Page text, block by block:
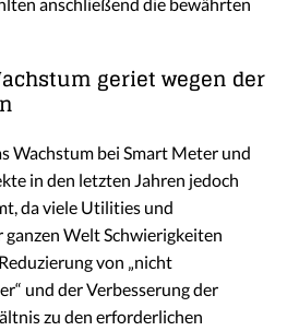
geriet wegen der
Wachstum bei Smart Meter und
in den letzten Jahren jedoch
da viele Utilities und
ganzen Welt Schwierigkeiten
von „nicht
und der Verbesserung der
zu den erforderlichen